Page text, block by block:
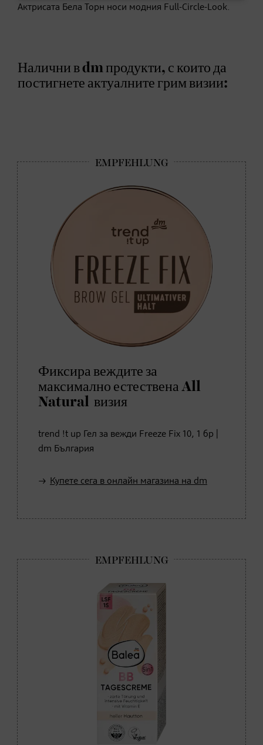
Актрисата Бела Торн носи модния Full-Circle-Look.
Налични в dm продукти, с които да
постигнете актуалните грим визии:
Фиксира веждите за
максимално естествена All
Natural визия
trend !t up Гел за вежди Freeze Fix 10, 1 бр |
dm България
Купете сега в онлайн магазина на dm